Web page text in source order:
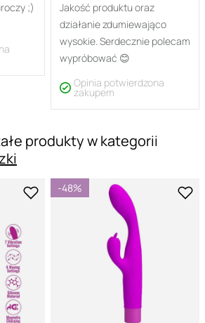
;)
Jakość produktu oraz
działanie zdumiewająco
wysokie. Serdecznie polecam
wypróbować 😊
Opinia potwierdzona
zakupem
produkty w kategorii
-48%